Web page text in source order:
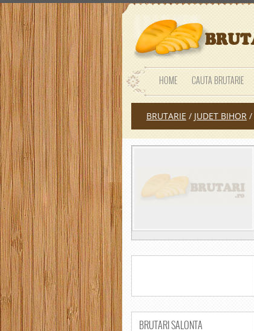
HOME CAUTA BRUTARIE
BRUTARIE / JUDET BIHOR /
BRUTARI SALONTA